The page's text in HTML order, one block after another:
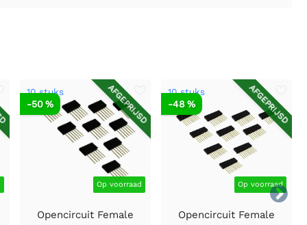

AFGEPRIJSD
10 stuks
Op voorraad
-50 %
Opencircuit Female
AFGEPRIJSD
10 stuks
Op voorraad
-48 %
Opencircuit Female